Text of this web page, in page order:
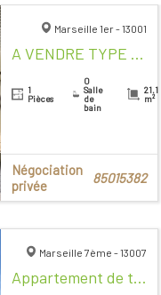
Marseille 1er - 13001
A VENDRE TYPE 1 CENTRE VILLE
1
Pièces
0
Salle
de
bain
21.1
m²
Négociation
privée
85015382
Marseille 7ème - 13007
Appartement de type 4 vue Mer